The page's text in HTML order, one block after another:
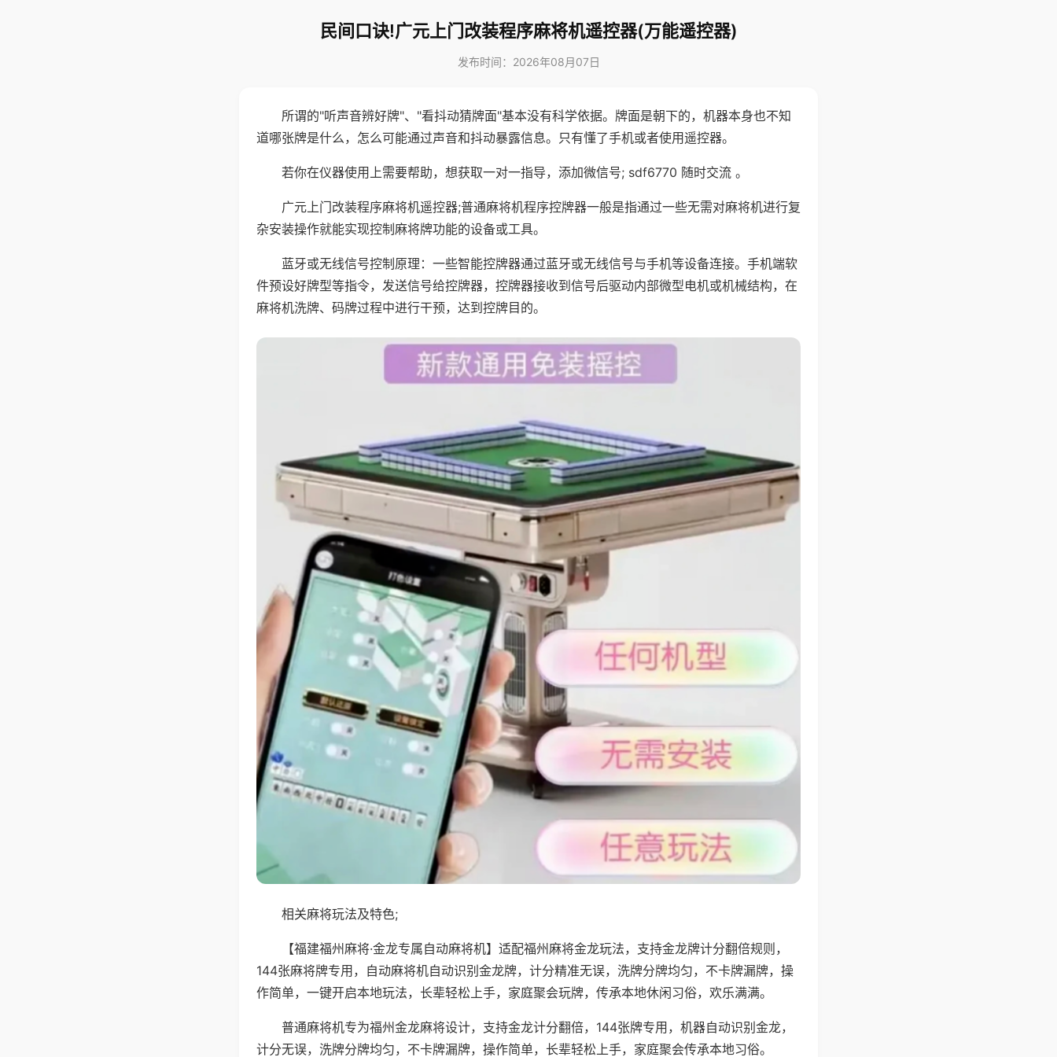
民间口诀!广元上门改装程序麻将机遥控器(万能遥控器)
发布时间：2026年08月07日
所谓的"听声音辨好牌"、"看抖动猜牌面"基本没有科学依据。牌面是朝下的，机器本身也不知
道哪张牌是什么，怎么可能通过声音和抖动暴露信息。只有懂了手机或者使用遥控器。
若你在仪器使用上需要帮助，想获取一对一指导，添加微信号; sdf6770 随时交流 。
广元上门改装程序麻将机遥控器;普通麻将机程序控牌器一般是指通过一些无需对麻将机进行复
杂安装操作就能实现控制麻将牌功能的设备或工具。
蓝牙或无线信号控制原理：一些智能控牌器通过蓝牙或无线信号与手机等设备连接。手机端软
件预设好牌型等指令，发送信号给控牌器，控牌器接收到信号后驱动内部微型电机或机械结构，在
麻将机洗牌、码牌过程中进行干预，达到控牌目的。
相关麻将玩法及特色;
【福建福州麻将·金龙专属自动麻将机】适配福州麻将金龙玩法，支持金龙牌计分翻倍规则，
144张麻将牌专用，自动麻将机自动识别金龙牌，计分精准无误，洗牌分牌均匀，不卡牌漏牌，操
作简单，一键开启本地玩法，长辈轻松上手，家庭聚会玩牌，传承本地休闲习俗，欢乐满满。
普通麻将机专为福州金龙麻将设计，支持金龙计分翻倍，144张牌专用，机器自动识别金龙，
计分无误，洗牌分牌均匀，不卡牌漏牌，操作简单，长辈轻松上手，家庭聚会传承本地习俗。